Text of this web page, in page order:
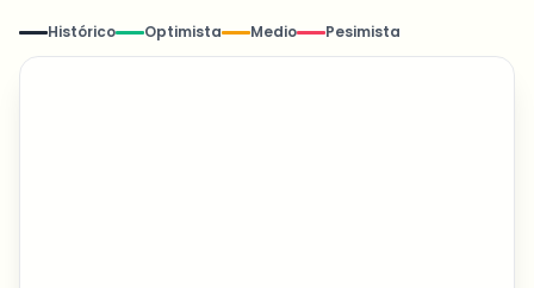
Histórico Optimista Medio Pesimista